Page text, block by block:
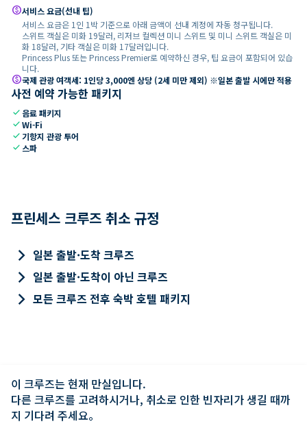
paid서비스 요금(선내 팁)
서비스 요금은 1인 1박 기준으로 아래 금액이 선내 계정에 자동 청구됩니다.
스위트 객실은 미화 19달러, 리저브 컬렉션 미니 스위트 및 미니 스위트 객실은 미
화 18달러, 기타 객실은 미화 17달러입니다.
Princess Plus 또는 Princess Premier로 예약하신 경우, 팁 요금이 포함되어 있습
니다.
paid국제 관광 여객세: 1인당 3,000엔 상당 (2세 미만 제외) ※일본 출발 시에만 적용
사전 예약 가능한 패키지
check 음료 패키지
checkWi-Fi
check 기항지 관광 투어
check 스파
프린세스 크루즈 취소 규정
keyboard_arrow_right 일본 출발·도착 크루즈
keyboard_arrow_right 일본 출발·도착이 아닌 크루즈
keyboard_arrow_right 모든 크루즈 전후 숙박 호텔 패키지
이 크루즈는 현재 만실입니다.
다른 크루즈를 고려하시거나, 취소로 인한 빈자리가 생길 때까
지 기다려 주세요。